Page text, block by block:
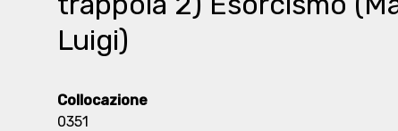
Luigi)
Collocazione
0351